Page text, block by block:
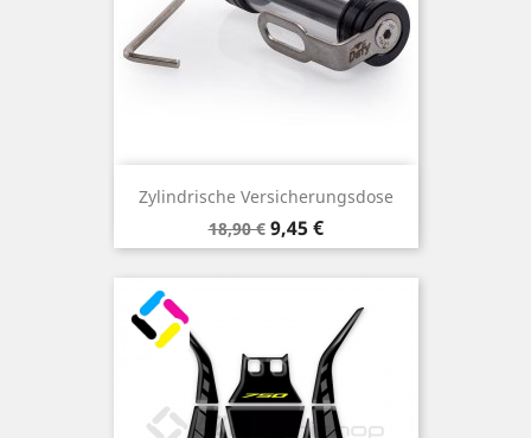
Zylindrische Versicherungsdose
Verkaufspreis
18,90 € Preis
9,45 €